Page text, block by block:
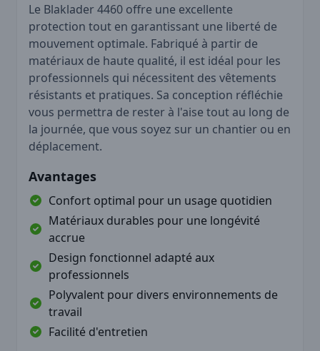
Le Blaklader 4460 offre une excellente
protection tout en garantissant une liberté de
mouvement optimale. Fabriqué à partir de
matériaux de haute qualité, il est idéal pour les
professionnels qui nécessitent des vêtements
résistants et pratiques. Sa conception réfléchie
vous permettra de rester à l'aise tout au long de
la journée, que vous soyez sur un chantier ou en
déplacement.
Avantages
Confort optimal pour un usage quotidien
Matériaux durables pour une longévité
accrue
Design fonctionnel adapté aux
professionnels
Polyvalent pour divers environnements de
travail
Facilité d'entretien